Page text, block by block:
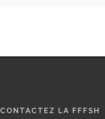
CONTACTEZ LA FFFSH